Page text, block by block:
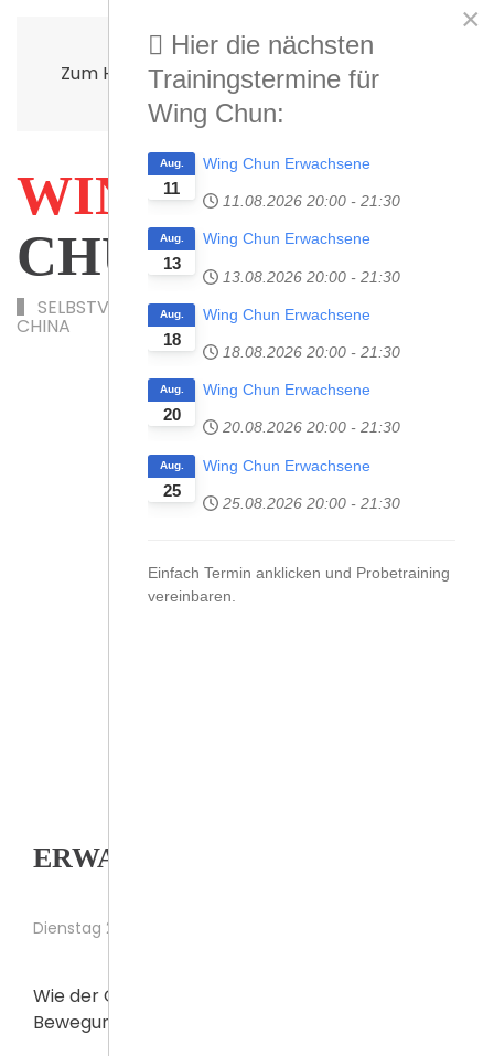
Zum Hauptinhalt springen
WING­
CHUN
SELBSTVERTEIDIGUNG UND KAMPFKUNST AUS
CHINA
ERWACHSENE
Dienstag 20:00 h
Wie der Geist die Bewegung formt, formt die
Bewegung den Geist.
×
Hier die nächsten
Trainingstermine für
Wing Chun:
11
Aug. Wing Chun Erwachsene
11.08.2026 20:00 - 21:30
13
Aug. Wing Chun Erwachsene
13.08.2026 20:00 - 21:30
18
Aug. Wing Chun Erwachsene
18.08.2026 20:00 - 21:30
20
Aug. Wing Chun Erwachsene
20.08.2026 20:00 - 21:30
25
Aug. Wing Chun Erwachsene
25.08.2026 20:00 - 21:30
Einfach Termin anklicken und Probetraining
vereinbaren.